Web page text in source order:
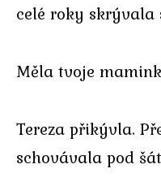
celé roky
Měla tvoje
Tereza přikývla.
schovávala pod